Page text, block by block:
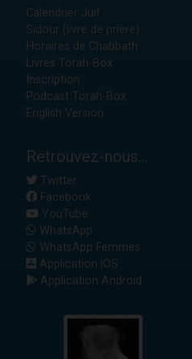
Calendrier Juif
Sidour (livre de prière)
Horaires de Chabbath
Livres Torah-Box
Inscription
Podcast Torah-Box
English Version
Retrouvez-nous...
Twitter
Facebook
YouTube
WhatsApp
WhatsApp Femmes
Application iOS
Application Android